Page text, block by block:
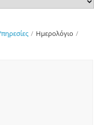
/ Ημερολόγιο /